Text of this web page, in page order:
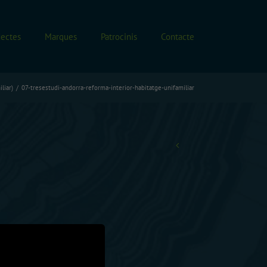
Marques Patrocinis Contacte
07-tresestudi-andorra-reforma-interior-habitatge-unifamiliar